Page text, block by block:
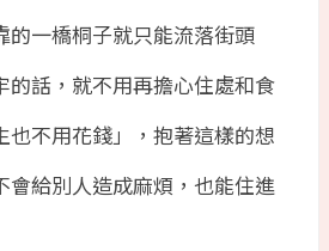
的一橋桐子就只能流落街頭
的話，就不用再擔心住處和食
也不用花錢」，抱著這樣的想
會給別人造成麻煩，也能住進